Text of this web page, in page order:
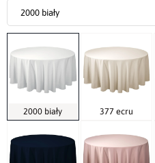
2000 biały 377 ecru